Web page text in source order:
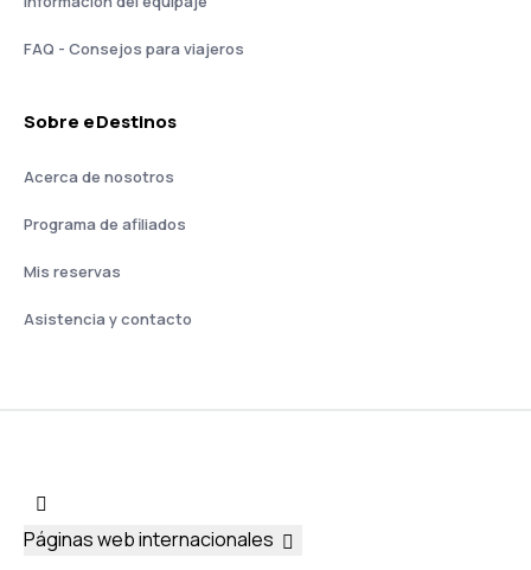
FAQ - Consejos para viajeros
Sobre eDestinos
Acerca de nosotros
Programa de afiliados
Mis reservas
Asistencia y contacto
Páginas web internacionales